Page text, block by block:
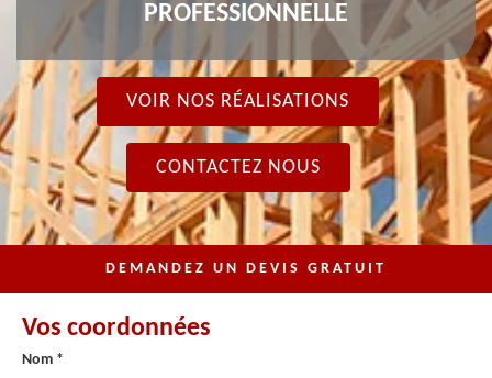
PROFESSIONNELLE
VOIR NOS RÉALISATIONS
CONTACTEZ NOUS
DEMANDEZ UN DEVIS GRATUIT
Vos coordonnées
Nom *